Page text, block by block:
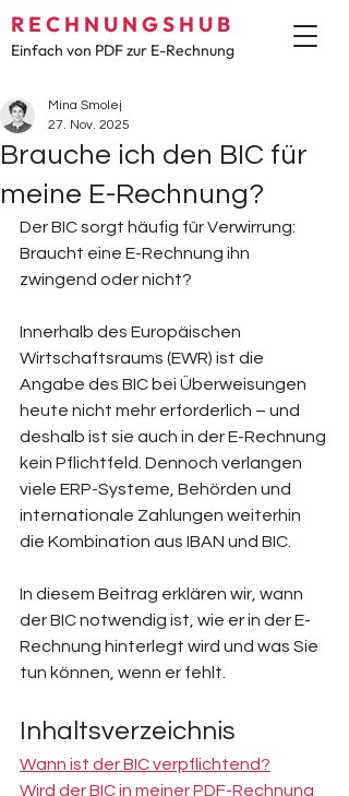
R E C H N U N G S H U B
Einfach von PDF zur E-Rechnung
Brauche ich den BIC für
meine E-Rechnung?
Mina Smolej
27. Nov. 2025
Der BIC sorgt häufig für Verwirrung:
Braucht eine E-Rechnung ihn
zwingend oder nicht?
Innerhalb des Europäischen
Wirtschaftsraums (EWR) ist die
Angabe des BIC bei Überweisungen
heute nicht mehr erforderlich – und
deshalb ist sie auch in der E-Rechnung
kein Pflichtfeld. Dennoch verlangen
viele ERP-Systeme, Behörden und
internationale Zahlungen weiterhin
die Kombination aus IBAN und BIC.
In diesem Beitrag erklären wir, wann
der BIC notwendig ist, wie er in der E-
Rechnung hinterlegt wird und was Sie
tun können, wenn er fehlt.
Inhaltsverzeichnis
Wann ist der BIC verpflichtend?
Wird der BIC in meiner PDF-Rechnung